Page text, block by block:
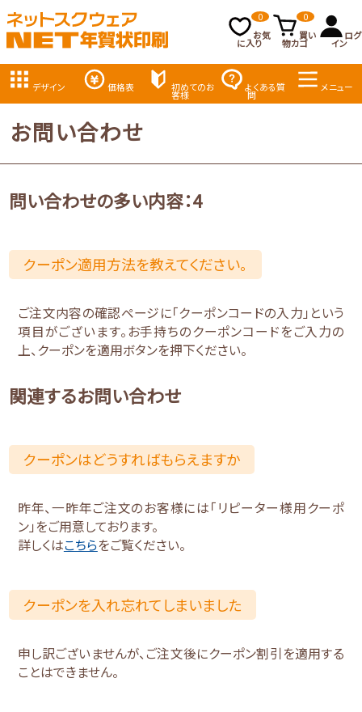
お気
に入り
0
買い
物カゴ
0
ログ
イン
デザイン 価格表 初めてのお
客様
よくある質
問
メニュー
お問い合わせ
問い合わせの多い内容：4
クーポン適用方法を教えてください。
ご注文内容の確認ページに「クーポンコードの入力」という
項目がございます。お手持ちのクーポンコードをご入力の
上、クーポンを適用ボタンを押下ください。
関連するお問い合わせ
クーポンはどうすればもらえますか
昨年、一昨年ご注文のお客様には「リピーター様用クーポ
ン」をご用意しております。
詳しくはこちらをご覧ください。
クーポンを入れ忘れてしまいました
申し訳ございませんが、ご注文後にクーポン割引を適用する
ことはできません。